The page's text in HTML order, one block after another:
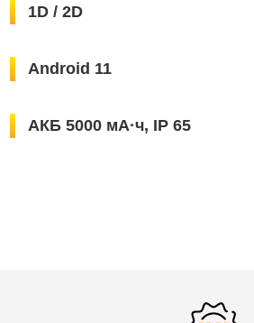
1D / 2D
Android 11
АКБ 5000 мА·ч, IP 65